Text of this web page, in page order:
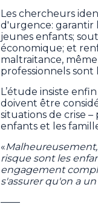
Les chercheurs
d'urgence: garantir
jeunes enfants;
économique; et
maltraitance,
professionnels sont
L’étude insiste
doivent être
situations de crise
enfants et les
«
risque sont les
engagement
s'assurer qu'on a
——